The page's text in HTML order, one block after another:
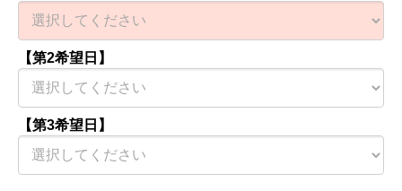
【第2希望日】
【第3希望日】